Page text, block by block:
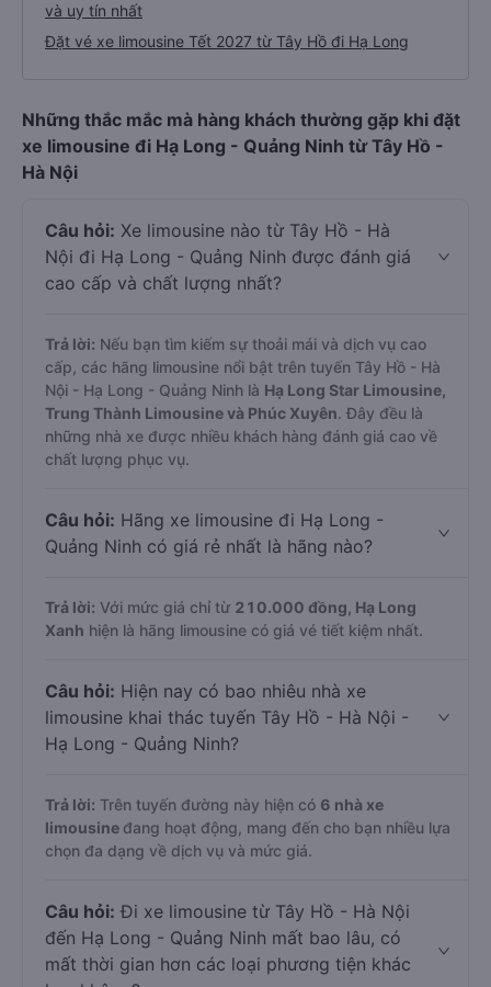
và uy tín nhất
Đặt vé xe limousine Tết 2027 từ Tây Hồ đi Hạ Long
Những thắc mắc mà hàng khách thường gặp khi đặt
xe limousine đi Hạ Long - Quảng Ninh từ Tây Hồ -
Hà Nội
Câu hỏi: Xe limousine nào từ Tây Hồ - Hà
Nội đi Hạ Long - Quảng Ninh được đánh giá
cao cấp và chất lượng nhất?
Trả lời: Nếu bạn tìm kiếm sự thoải mái và dịch vụ cao
cấp, các hãng limousine nổi bật trên tuyến Tây Hồ - Hà
Nội - Hạ Long - Quảng Ninh là Hạ Long Star Limousine,
Trung Thành Limousine và Phúc Xuyên. Đây đều là
những nhà xe được nhiều khách hàng đánh giá cao về
chất lượng phục vụ.
Câu hỏi: Hãng xe limousine đi Hạ Long -
Quảng Ninh có giá rẻ nhất là hãng nào?
Trả lời: Với mức giá chỉ từ 210.000 đồng, Hạ Long
Xanh hiện là hãng limousine có giá vé tiết kiệm nhất.
Câu hỏi: Hiện nay có bao nhiêu nhà xe
limousine khai thác tuyến Tây Hồ - Hà Nội -
Hạ Long - Quảng Ninh?
Trả lời: Trên tuyến đường này hiện có 6 nhà xe
limousine đang hoạt động, mang đến cho bạn nhiều lựa
chọn đa dạng về dịch vụ và mức giá.
Câu hỏi: Đi xe limousine từ Tây Hồ - Hà Nội
đến Hạ Long - Quảng Ninh mất bao lâu, có
mất thời gian hơn các loại phương tiện khác